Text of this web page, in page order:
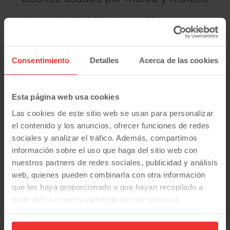
Consentimiento Detalles Acerca de las cookies
Esta página web usa cookies
Las cookies de este sitio web se usan para personalizar
el contenido y los anuncios, ofrecer funciones de redes
sociales y analizar el tráfico. Además, compartimos
información sobre el uso que haga del sitio web con
nuestros partners de redes sociales, publicidad y análisis
web, quienes pueden combinarla con otra información
que les haya proporcionado o que hayan recopilado a
partir del uso que haya hecho de sus servicios.
CochesAudi:A3 Sportback
Q2
CochesFord Fiesta
S-Max
CochesKia: Niro Picanto
CochesMercedes-Benz :
C 63 Amg Clase B Clase C
Eqs
CochesMitsubishi:Colt Eclipse
Space Star
CochesRenault :Clio
Coches
Coches Skoda:Kamiq